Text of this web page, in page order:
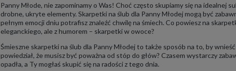
Panny Młode, nie zapominamy o Was! Choć często skupiamy się na idealnej
drobne, ukryte elementy. Skarpetki na ślub dla Panny Młodej mogą być
pełnym emocji dniu potrafisz znaleźć chwilę na śmiech. Co powiesz na
eleganckiego, ale z humorem – skarpetki w owoce?
Śmieszne skarpetki na ślub dla Panny Młodej to także sposób na to, by
powiedział, że musisz być poważna od stóp do głów? Czasem wystarczy
opadła, a Ty mogłaś skupić się na radości z tego dnia.